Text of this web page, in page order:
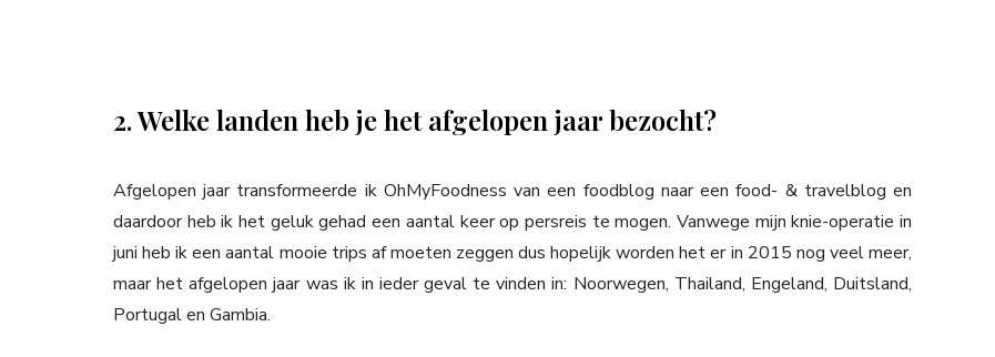
2. Welke landen heb je het afgelopen jaar bezocht?
Afgelopen jaar transformeerde ik OhMyFoodness van een foodblog naar een food- & travelblog en
daardoor heb ik het geluk gehad een aantal keer op persreis te mogen. Vanwege mijn knie-operatie in
juni heb ik een aantal mooie trips af moeten zeggen dus hopelijk worden het er in 2015 nog veel meer,
maar het afgelopen jaar was ik in ieder geval te vinden in: Noorwegen, Thailand, Engeland, Duitsland,
Portugal en Gambia.